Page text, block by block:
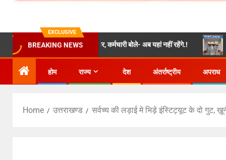
EXCLUSIVE
BREAKING NEWS
में घुसा विशाल बोल्डर, कर्मचारी बोले- अब यहां नहीं रहेंगे.! बैरागीवाला
होम राज्य देश अंतर्राष्ट्रीय अपराध
Home उत्तराखण्ड सर्वच्य की लड़ाई मे भिड़े इंस्टिट्यूट के दो गुट,